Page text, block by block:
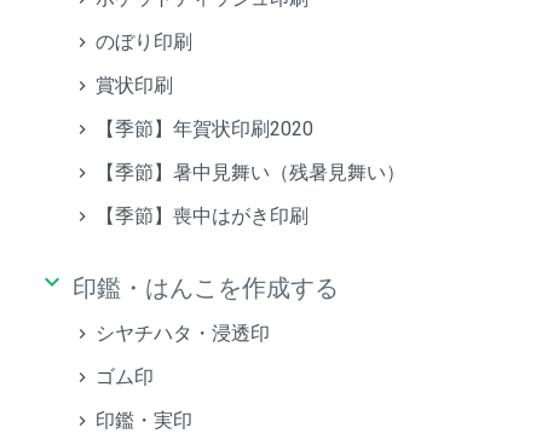
のぼり印刷
賞状印刷
【季節】年賀状印刷2020
【季節】暑中見舞い（残暑見舞い）
【季節】喪中はがき印刷
keyboard_arrow_down 印鑑・はんこを作成する
シヤチハタ・浸透印
ゴム印
印鑑・実印